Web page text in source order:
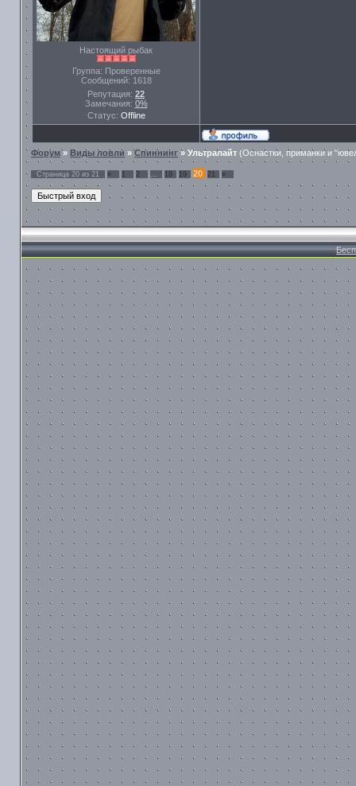
Настоящий рыбак
Группа: Проверенные
Сообщений: 1618
Репутация: 22
Замечания: 0%
Статус: Offline
Форум» Виды ловли »Спиннинг » Ультралайт (Оснастки, приманки и
Страница 20 из 21 « 1 2 … 18 19 20 21 »